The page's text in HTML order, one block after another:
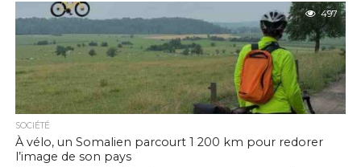
497
SOCIÉTÉ
À vélo, un Somalien parcourt 1 200 km pour redorer
l’image de son pays